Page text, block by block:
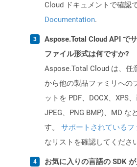
Cloud ドキュメントで確認
Documentation.
Aspose.Total Cloud API で
ファイル形式は何ですか?
Aspose.Total Cloud は、任
から他の製品ファミリへの
ットを PDF、DOCX、XPS、
JPEG、PNG BMP)、MD な
す。 サポートされているフ
なリストを確認してくださ
お気に入りの言語の SDK が